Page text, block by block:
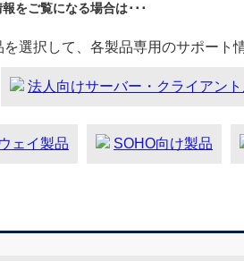
をご覧になる場合は･･･
を選択して、各製品専用のサポート
法人向けサーバー・クライアン
ェイ製品 SOHO向け製品